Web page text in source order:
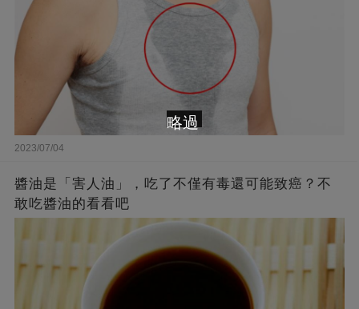
2023/07/04
醬油是「害人油」，吃了不僅有毒還可能致癌？不
敢吃醬油的看看吧
略過